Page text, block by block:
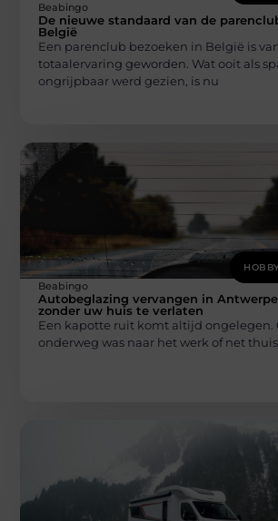
Beabingo
De nieuwe standaard van de
België
Een parenclub bezoeken in België is
totaalervaring geworden. Wat ooit als
ongrijpbaar werd gezien, is nu
Beabingo
Autobeglazing vervangen in
zonder uw huis te verlaten
Een kapotte ruit komt altijd ongelegen.
onderweg was naar het werk of net